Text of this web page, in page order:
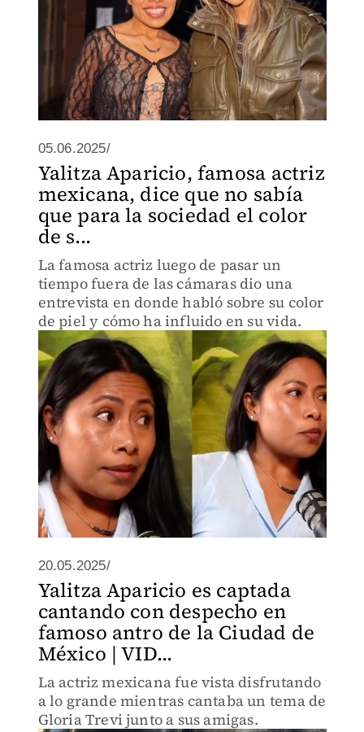
05.06.2025/
Yalitza Aparicio, famosa actriz
mexicana, dice que no sabía
que para la sociedad el color
de s...
La famosa actriz luego de pasar un
tiempo fuera de las cámaras dio una
entrevista en donde habló sobre su color
de piel y cómo ha influido en su vida.
20.05.2025/
Yalitza Aparicio es captada
cantando con despecho en
famoso antro de la Ciudad de
México | VID...
La actriz mexicana fue vista disfrutando
a lo grande mientras cantaba un tema de
Gloria Trevi junto a sus amigas.